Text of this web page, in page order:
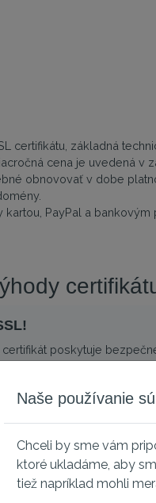
certifikátu, základná
cena je uvedená v
obnovovať v dobe
kartou, PayPal a bankovým
certifikát poskytuje
informácie o
môže si ich pozrieť každý
serverové
môžete nainštalovať na
Naše používanie
Chceli by sme vám
ktoré ukladáme, aby
tiež napríklad mohli